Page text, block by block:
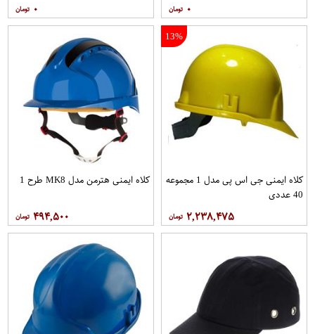
۰ ۰
13%
کلاه ایمنی جی اس پی مدل 1 مجموعه
40 عددی
۲,۲۳۸,۴۷۵
کلاه ایمنی هترمن مدل MK8 طرح 1
۴۹۴,۵۰۰